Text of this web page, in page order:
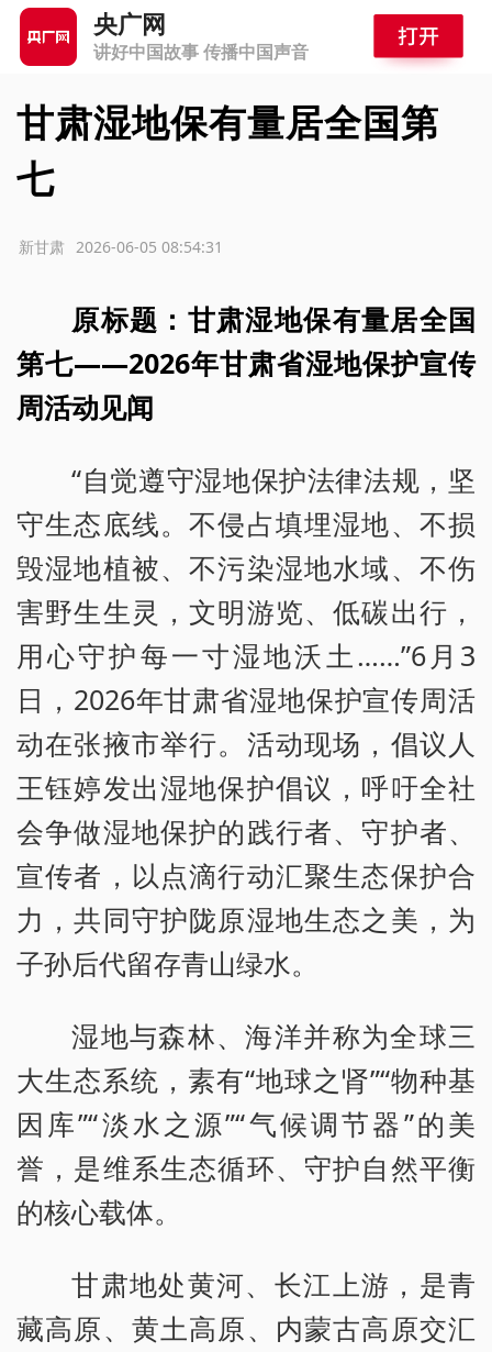
央广网
讲好中国故事 传播中国声音
甘肃湿地保有量居全国第
七
2026-06-05 08:54:31
新甘肃
原标题：甘肃湿地保有量居全国
第七——2026年甘肃省湿地保护宣传
周活动见闻
“自觉遵守湿地保护法律法规，坚
守生态底线。不侵占填埋湿地、不损
毁湿地植被、不污染湿地水域、不伤
害野生生灵，文明游览、低碳出行，
用心守护每一寸湿地沃土……”6月3
日，2026年甘肃省湿地保护宣传周活
动在张掖市举行。活动现场，倡议人
王钰婷发出湿地保护倡议，呼吁全社
会争做湿地保护的践行者、守护者、
宣传者，以点滴行动汇聚生态保护合
力，共同守护陇原湿地生态之美，为
子孙后代留存青山绿水。
湿地与森林、海洋并称为全球三
大生态系统，素有“地球之肾”“物种基
因库”“淡水之源”“气候调节器”的美
誉，是维系生态循环、守护自然平衡
的核心载体。
甘肃地处黄河、长江上游，是青
藏高原、黄土高原、内蒙古高原交汇